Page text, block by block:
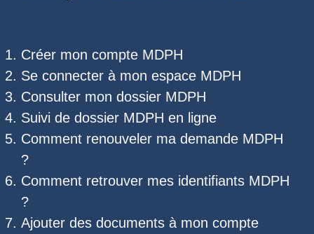
Créer mon compte MDPH
Se connecter à mon espace MDPH
Consulter mon dossier MDPH
Suivi de dossier MDPH en ligne
Comment renouveler ma demande MDPH
?
Comment retrouver mes identifiants MDPH
?
Ajouter des documents à mon compte